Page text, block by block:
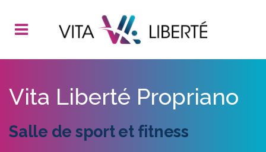
Vita Liberté Propriano
Salle de sport et fitness